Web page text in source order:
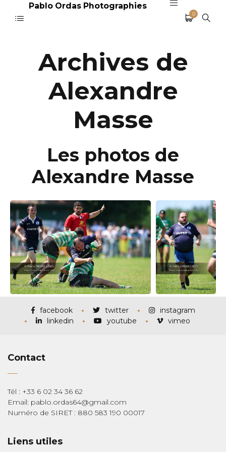
Pablo Ordas Photographies
0
Archives de
Alexandre
Masse
Les photos de
Alexandre Masse
facebook twitter
instagram
linkedin
youtube vimeo
Contact
Tél : +33 6 02 34 36 62
Email: pablo.ordas64@gmail.com
Numéro de SIRET : 880 583 190 00017
Liens utiles